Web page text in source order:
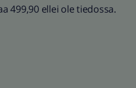
499,90 ellei ole tiedossa.